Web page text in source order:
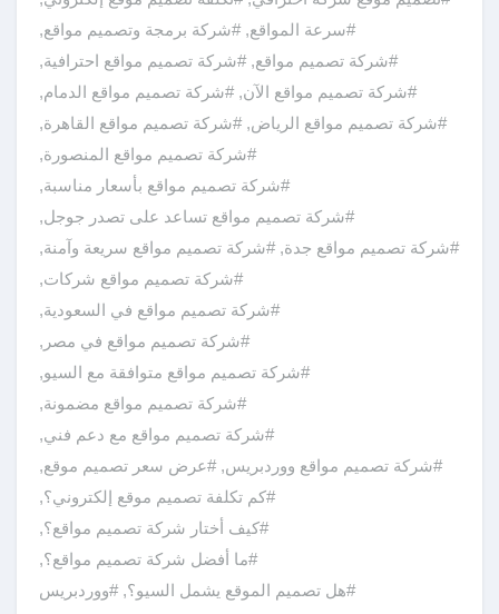
#سرعة المواقع,#شركة برمجة وتصميم مواقع,
#شركة تصميم مواقع,#شركة تصميم مواقع احترافية,
#شركة تصميم مواقع الآن,#شركة تصميم مواقع الدمام,
#شركة تصميم مواقع الرياض,#شركة تصميم مواقع القاهرة,
#شركة تصميم مواقع المنصورة,
#شركة تصميم مواقع بأسعار مناسبة,
#شركة تصميم مواقع تساعد على تصدر جوجل,
#شركة تصميم مواقع جدة,#شركة تصميم مواقع سريعة وآمنة,
#شركة تصميم مواقع شركات,
#شركة تصميم مواقع في السعودية,
#شركة تصميم مواقع في مصر ,
#شركة تصميم مواقع متوافقة مع السيو,
#شركة تصميم مواقع مضمونة,
#شركة تصميم مواقع مع دعم فني,
#شركة تصميم مواقع ووردبريس,#عرض سعر تصميم موقع,
#كم تكلفة تصميم موقع إلكتروني؟,
#كيف أختار شركة تصميم مواقع؟,
#ما أفضل شركة تصميم مواقع؟,
#هل تصميم الموقع يشمل السيو؟,#ووردبريس